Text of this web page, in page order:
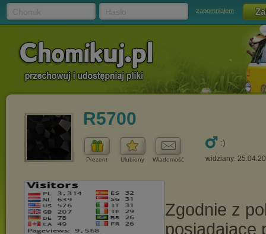
zapomniałem
R5700
Prezent Ulubiony Wiadomość
:)
widziany: